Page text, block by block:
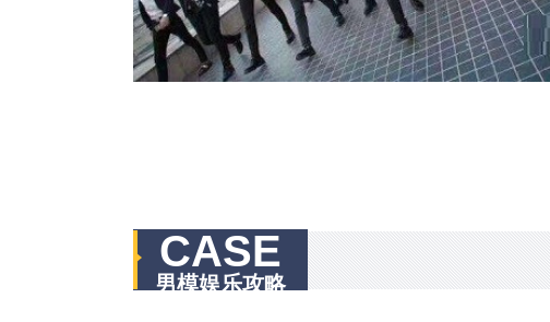
CASE
男模娱乐攻略